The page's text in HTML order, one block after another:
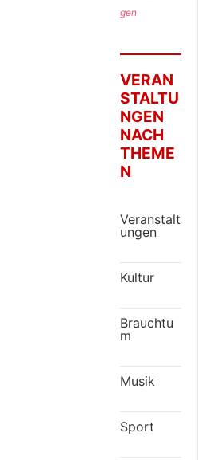
gen
VERAN
STALTU
NGEN
NACH
THEME
N
Veranstalt
ungen
Kultur
Brauchtu
m
Musik
Sport